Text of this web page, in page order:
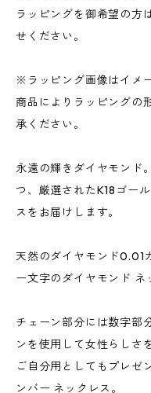
ラッピングを御希望の方
せください。
※ラッピング画像はイメ
商品によりラッピングの
承ください。
永遠の輝きダイヤモンド
つ、厳選されたK18ゴー
スをお届けします。
天然のダイヤモンド0.01
ー文字のダイヤモンド ネ
チェーン部分には数字部
ンを使用して女性らしさ
ご自分用としてもプレゼ
ンバー ネックレス。